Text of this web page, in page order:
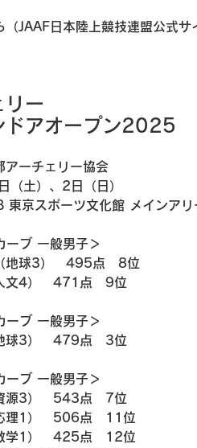
（JAAF日本陸上競技連盟公式サ
リー
ドアオープン2025
アーチェリー協会
（土）、2日（日）
東京スポーツ文化館 メインアリ
ーブ 一般男子＞
地球3）　495点　8位
文4）　471点　9位
ーブ 一般男子＞
球3）　479点　3位
ーブ 一般男子＞
源3）　543点　7位
理1）　506点　11位
学1）　425点　12位